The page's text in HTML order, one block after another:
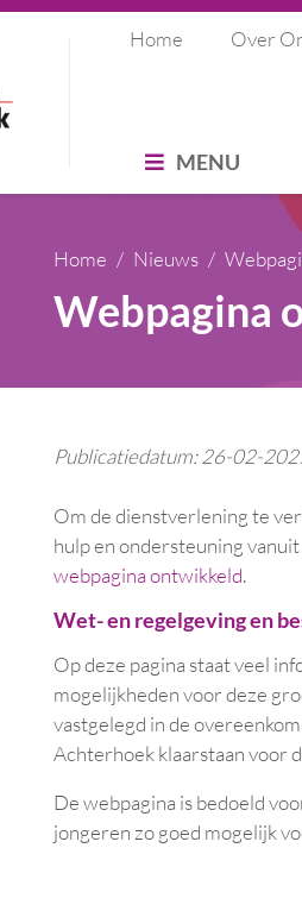
Home Over
MENU
Home Nieuws
Webpagina
Publicatiedatum: 26-02-
Om de dienstverlening te
hulp en ondersteuning
webpagina ontwikkeld.
Wet- en regelgeving en
Op deze pagina staat veel
mogelijkheden voor deze
vastgelegd in de
Achterhoek klaarstaan voor
De webpagina is bedoeld
jongeren zo goed mogelijk